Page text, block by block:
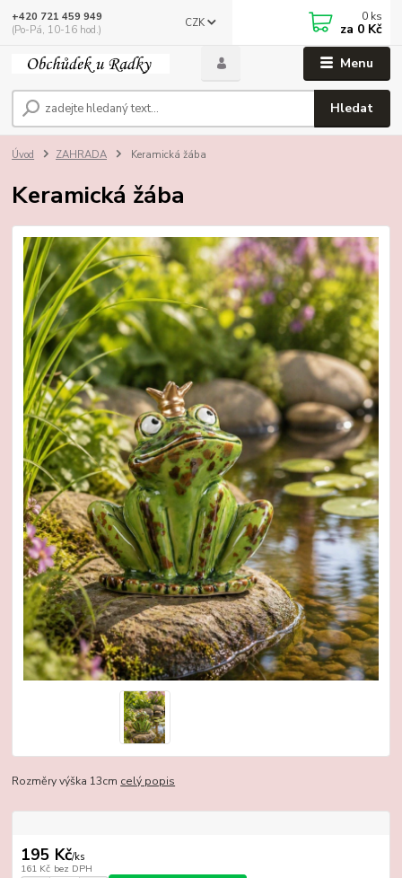
Menu
CZK
Hledat
+420 721 459 949
(Po-Pá, 10-16 hod.)
0 ks
za 0 Kč
Úvod ZAHRADA Keramická žába
Keramická žába
Rozměry výška 13cm celý popis
195 Kč/ks
161 Kč bez DPH